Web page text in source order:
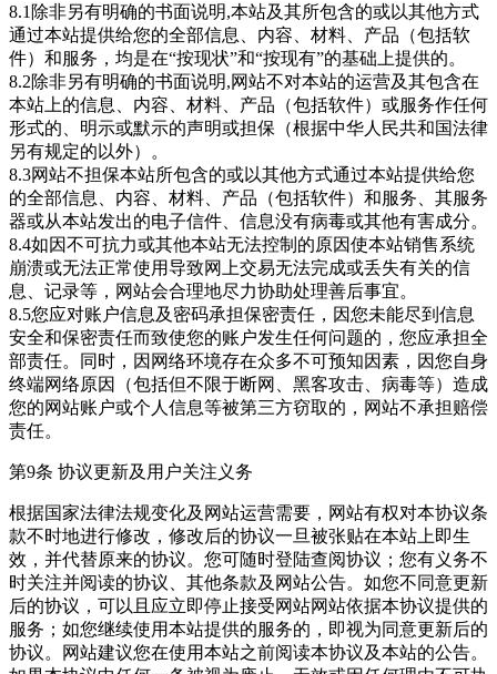
8.1除非另有明确的书面说明,本站及其所包含的或以其他方式
通过本站提供给您的全部信息、内容、材料、产品（包括软
件）和服务，均是在“按现状”和“按现有”的基础上提供的。
8.2除非另有明确的书面说明,网站不对本站的运营及其包含在
本站上的信息、内容、材料、产品（包括软件）或服务作任何
形式的、明示或默示的声明或担保（根据中华人民共和国法律
另有规定的以外）。
8.3网站不担保本站所包含的或以其他方式通过本站提供给您
的全部信息、内容、材料、产品（包括软件）和服务、其服务
器或从本站发出的电子信件、信息没有病毒或其他有害成分。
8.4如因不可抗力或其他本站无法控制的原因使本站销售系统
崩溃或无法正常使用导致网上交易无法完成或丢失有关的信
息、记录等，网站会合理地尽力协助处理善后事宜。
8.5您应对账户信息及密码承担保密责任，因您未能尽到信息
安全和保密责任而致使您的账户发生任何问题的，您应承担全
部责任。同时，因网络环境存在众多不可预知因素，因您自身
终端网络原因（包括但不限于断网、黑客攻击、病毒等）造成
您的网站账户或个人信息等被第三方窃取的，网站不承担赔偿
责任。
第9条 协议更新及用户关注义务
根据国家法律法规变化及网站运营需要，网站有权对本协议条
款不时地进行修改，修改后的协议一旦被张贴在本站上即生
效，并代替原来的协议。您可随时登陆查阅协议；您有义务不
时关注并阅读的协议、其他条款及网站公告。如您不同意更新
后的协议，可以且应立即停止接受网站网站依据本协议提供的
服务；如您继续使用本站提供的服务的，即视为同意更新后的
协议。网站建议您在使用本站之前阅读本协议及本站的公告。